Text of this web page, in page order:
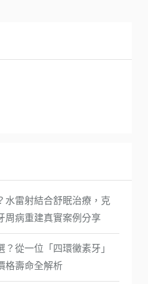
水雷射結合舒眠治療，克
周病重建真實案例分享
從一位「四環黴素牙」
格壽命全解析